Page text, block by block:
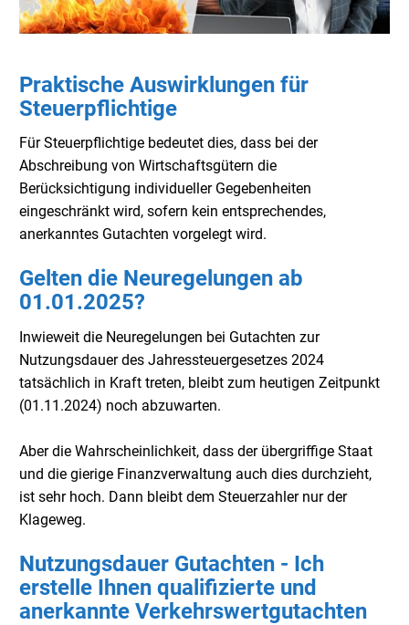
Praktische Auswirklungen für
Steuerpflichtige
Für Steuerpflichtige bedeutet dies, dass bei der
Abschreibung von Wirtschaftsgütern die
Berücksichtigung individueller Gegebenheiten
eingeschränkt wird, sofern kein entsprechendes,
anerkanntes Gutachten vorgelegt wird.
Gelten die Neuregelungen ab
01.01.2025?
Inwieweit die Neuregelungen bei Gutachten zur
Nutzungsdauer des Jahressteuergesetzes 2024
tatsächlich in Kraft treten, bleibt zum heutigen Zeitpunkt
(01.11.2024) noch abzuwarten.
Aber die Wahrscheinlichkeit, dass der übergriffige Staat
und die gierige Finanzverwaltung auch dies durchzieht,
ist sehr hoch. Dann bleibt dem Steuerzahler nur der
Klageweg.
Nutzungsdauer Gutachten - Ich
erstelle Ihnen qualifizierte und
anerkannte Verkehrswertgutachten